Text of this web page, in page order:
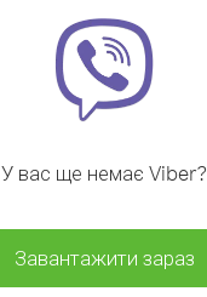
У вас ще немає Viber?
Завантажити зараз